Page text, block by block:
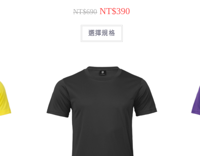
NT$690 NT$390
選擇規格